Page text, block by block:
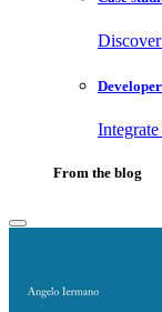
From the blog